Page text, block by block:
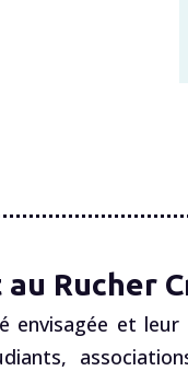
Rucher
envisagée et